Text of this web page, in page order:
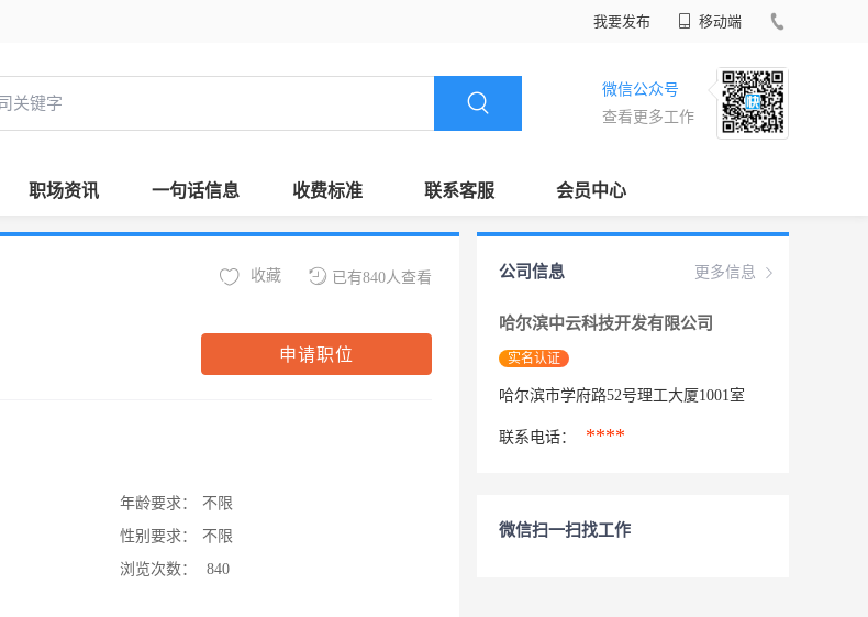
我要发布 移动端
微信公众号
查看更多工作
职场资讯 一句话信息 收费标准 联系客服 会员中心
已有840人查看
收藏
申请职位
年龄要求：
不限
性别要求：
不限
浏览次数：
840
更多信息
公司信息
哈尔滨中云科技开发有限公司
实名认证
哈尔滨市学府路52号理工大厦1001室
联系电话： ****
微信扫一扫找工作